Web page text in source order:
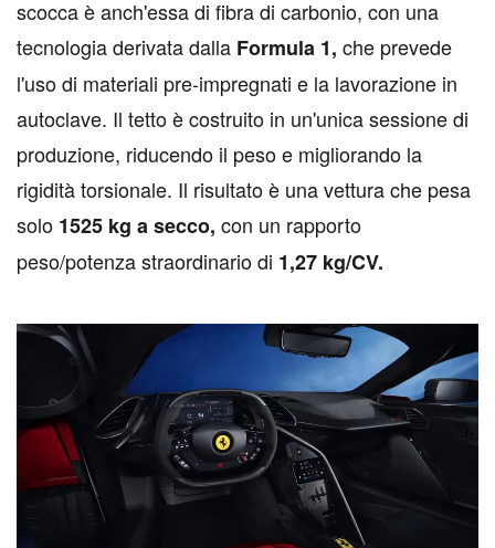
scocca è anch'essa di fibra di carbonio, con una
tecnologia derivata dalla Formula 1, che prevede
l'uso di materiali pre-impregnati e la lavorazione in
autoclave. Il tetto è costruito in un'unica sessione di
produzione, riducendo il peso e migliorando la
rigidità torsionale. Il risultato è una vettura che pesa
solo 1525 kg a secco, con un rapporto
peso/potenza straordinario di 1,27 kg/CV.